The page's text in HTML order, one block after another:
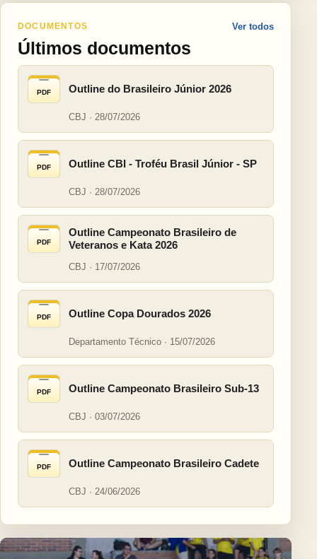
DOCUMENTOS
Últimos documentos
Ver todos
PDF Outline do Brasileiro Júnior 2026
CBJ · 28/07/2026
PDF Outline CBI - Troféu Brasil Júnior - SP
CBJ · 28/07/2026
PDF
Outline Campeonato Brasileiro de
Veteranos e Kata 2026
CBJ · 17/07/2026
PDF Outline Copa Dourados 2026
Departamento Técnico · 15/07/2026
PDF Outline Campeonato Brasileiro Sub-13
CBJ · 03/07/2026
PDF Outline Campeonato Brasileiro Cadete
CBJ · 24/06/2026